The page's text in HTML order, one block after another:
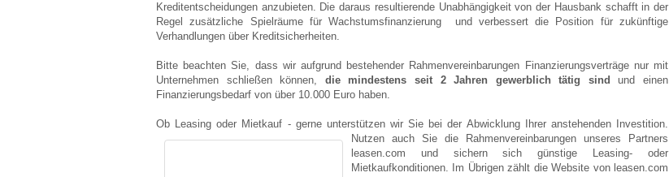
Kreditentscheidungen anzubieten. Die daraus resultierende Unabhängigkeit von der Hausbank schafft in der
Regel zusätzliche Spielräume für Wachstumsfinanzierung und verbessert die Position für zukünftige
Verhandlungen über Kreditsicherheiten.
Bitte beachten Sie, dass wir aufgrund bestehender Rahmenvereinbarungen Finanzierungsverträge nur mit
Unternehmen schließen können, die mindestens seit 2 Jahren gewerblich tätig sind
und einen
Finanzierungsbedarf von über 10.000 Euro haben.
Ob Leasing oder Mietkauf - gerne unterstützen wir Sie bei der Abwicklung
Ihrer anstehenden Investition.
Nutzen auch Sie die Rahmenvereinbarungen unseres Partners
leasen.com und sichern sich günstige Leasing- oder
Mietkaufkonditionen. Im Übrigen zählt die Website von leasen.com